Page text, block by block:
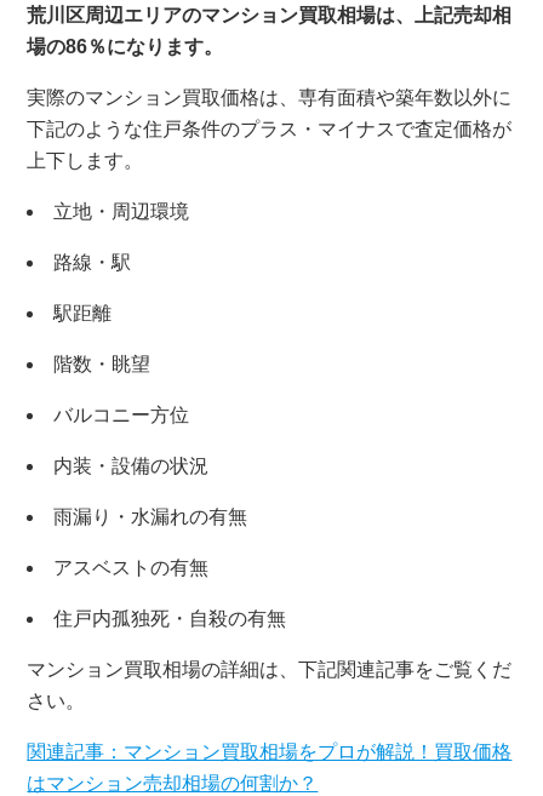
×
東京本社
関西支社
荒川区周辺エリアのマンション買取相場は、上記売却相
場の86％になります。
実際のマンション買取価格は、専有面積や築年数以外に
下記のような住戸条件のプラス・マイナスで査定価格が
上下します。
立地・周辺環境
路線・駅
駅距離
階数・眺望
バルコニー方位
内装・設備の状況
雨漏り・水漏れの有無
アスベストの有無
住戸内孤独死・自殺の有無
マンション買取相場の詳細は、下記関連記事をご覧くだ
さい。
関連記事：マンション買取相場をプロが解説！買取価格
はマンション売却相場の何割か？